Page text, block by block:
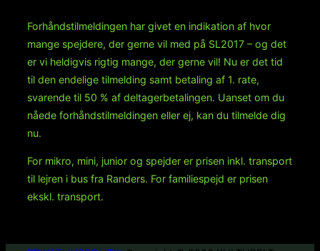
Forhåndstilmeldingen har givet en indikation af hvor
mange spejdere, der gerne vil med på SL2017 – og det
er vi heldigvis rigtig mange, der gerne vil! Nu er det tid
til den endelige tilmelding samt betaling af 1. rate,
svarende til 50 % af deltagerbetalingen. Uanset om du
nåede forhåndstilmeldingen eller ej, kan du tilmelde dig
nu.
For mikro, mini, junior og spejder er prisen inkl. transport
til lejren i bus fra Randers. For familiespejd er prisen
ekskl. transport.